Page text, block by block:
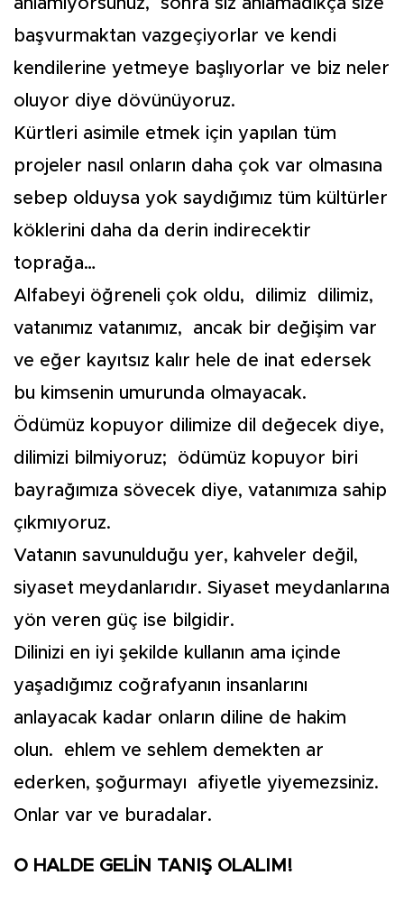
anlamıyorsunuz, sonra siz anlamadıkça size
başvurmaktan vazgeçiyorlar ve kendi
kendilerine yetmeye başlıyorlar ve biz neler
oluyor diye dövünüyoruz.
Kürtleri asimile etmek için yapılan tüm
projeler nasıl onların daha çok var olmasına
sebep olduysa yok saydığımız tüm kültürler
köklerini daha da derin indirecektir
toprağa…
Alfabeyi öğreneli çok oldu, dilimiz dilimiz,
vatanımız vatanımız, ancak bir değişim var
ve eğer kayıtsız kalır hele de inat edersek
bu kimsenin umurunda olmayacak.
Ödümüz kopuyor dilimize dil değecek diye,
dilimizi bilmiyoruz; ödümüz kopuyor biri
bayrağımıza sövecek diye, vatanımıza sahip
çıkmıyoruz.
Vatanın savunulduğu yer, kahveler değil,
siyaset meydanlarıdır. Siyaset meydanlarına
yön veren güç ise bilgidir.
Dilinizi en iyi şekilde kullanın ama içinde
yaşadığımız coğrafyanın insanlarını
anlayacak kadar onların diline de hakim
olun. ehlem ve sehlem demekten ar
ederken, şoğurmayı afiyetle yiyemezsiniz.
Onlar var ve buradalar.
O HALDE GELİN TANIŞ OLALIM!